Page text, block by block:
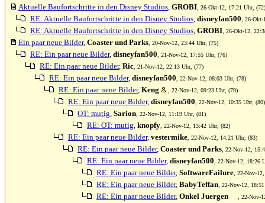
Aktuelle Baufortschritte in den Disney Studios, GROBI , 26-Okt-12, 17:21 Uhr, (72)
RE: Aktuelle Baufortschritte in den Disney Studios, disneyfan500 , 26-
RE: Aktuelle Baufortschritte in den Disney Studios, GROBI , 26-Okt-12,
Ein paar neue Bilder, Coaster und Parks , 20-Nov-12, 23:44 Uhr, (75)
RE: Ein paar neue Bilder, disneyfan500 , 21-Nov-12, 17:55 Uhr, (76)
RE: Ein paar neue Bilder, Ric , 21-Nov-12, 22:13 Uhr, (77)
RE: Ein paar neue Bilder, disneyfan500 , 22-Nov-12, 08:03 Uhr, (78)
RE: Ein paar neue Bilder, Keng , 22-Nov-12, 09:23 Uhr, (79)
RE: Ein paar neue Bilder, disneyfan500 , 22-Nov-12, 10:35 Uhr, (80)
OT: mutig, Sarion , 22-Nov-12, 11:19 Uhr, (81)
RE: OT: mutig, knopfy , 22-Nov-12, 13:42 Uhr, (82)
RE: Ein paar neue Bilder, vestermike , 22-Nov-12, 14:21 Uhr, (83)
RE: Ein paar neue Bilder, Coaster und Parks , 22-Nov-12,
RE: Ein paar neue Bilder, disneyfan500 , 22-Nov-12, 18:26
RE: Ein paar neue Bilder, SoftwareFailure , 22-Nov-
RE: Ein paar neue Bilder, BabyTeffan , 22-Nov-12,
RE: Ein paar neue Bilder, Onkel Juergen , 22-Nov-